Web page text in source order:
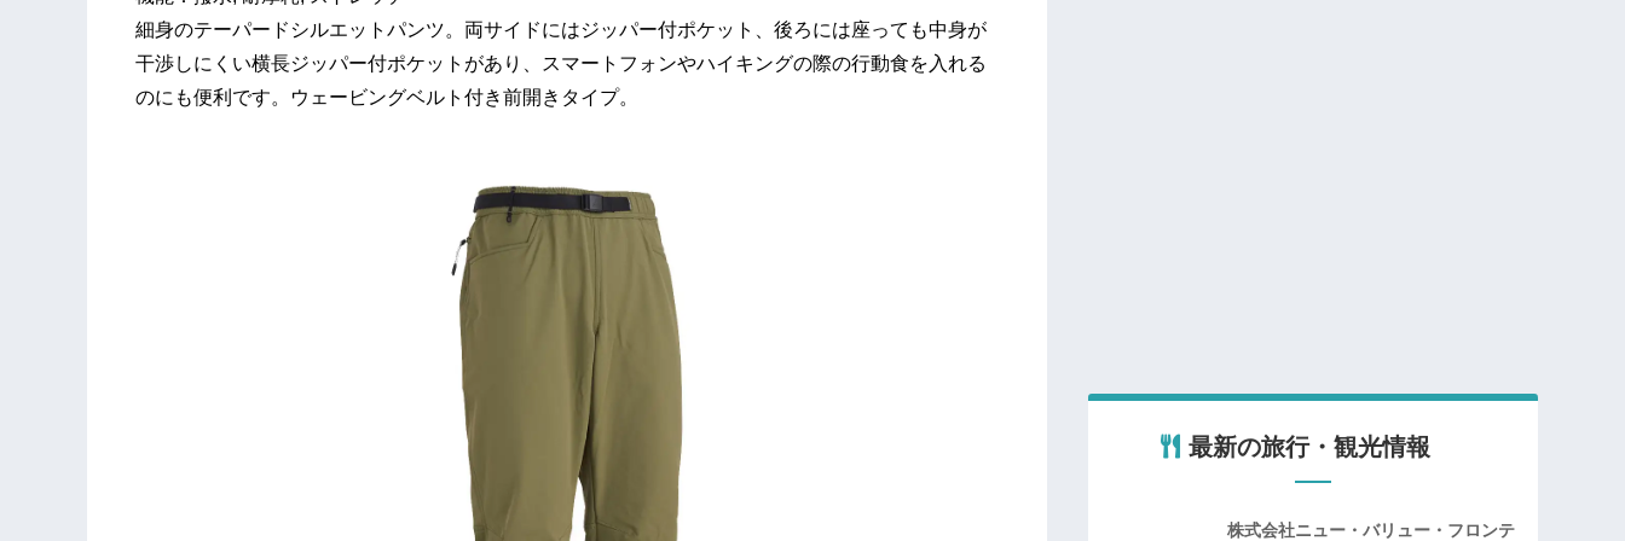
細身のテーパードシルエットパンツ。両サイドにはジッパー付ポケット、後ろには座っても中身が
干渉しにくい横長ジッパー付ポケットがあり、スマートフォンやハイキングの際の行動食を入れる
のにも便利です。ウェービングベルト付き前開きタイプ。
最新の旅行・観光情報
株式会社ニュー・バリュー・フロンテ